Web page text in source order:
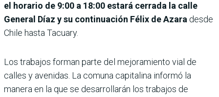
el horario de 9:00 a 18:00 estará cerrada la calle
General Díaz y su continuación Félix de Azara desde
Chile hasta Tacuary.
Los trabajos forman parte del mejoramiento vial de
calles y avenidas. La comuna capitalina informó la
manera en la que se desarrollarán los trabajos de